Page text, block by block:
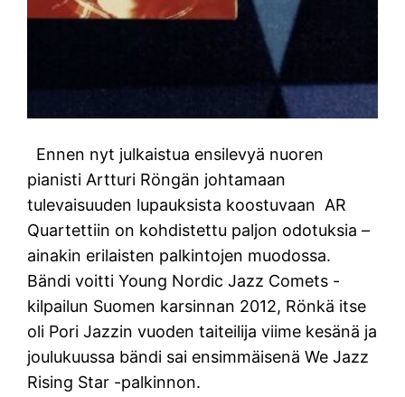
Ennen nyt julkaistua ensilevyä nuoren
pianisti Artturi Röngän johtamaan
tulevaisuuden lupauksista koostuvaan AR
Quartettiin on kohdistettu paljon odotuksia –
ainakin erilaisten palkintojen muodossa.
Bändi voitti Young Nordic Jazz Comets -
kilpailun Suomen karsinnan 2012, Rönkä itse
oli Pori Jazzin vuoden taiteilija viime kesänä ja
joulukuussa bändi sai ensimmäisenä We Jazz
Rising Star -palkinnon.